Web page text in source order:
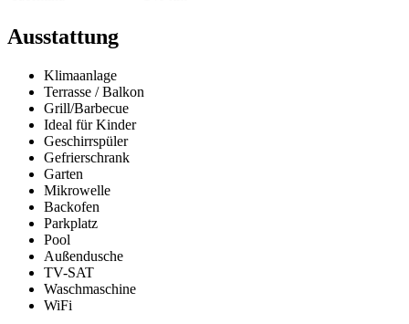
Ausstattung
Klimaanlage
Terrasse / Balkon
Grill/Barbecue
Ideal für Kinder
Geschirrspüler
Gefrierschrank
Garten
Mikrowelle
Backofen
Parkplatz
Pool
Außendusche
TV-SAT
Waschmaschine
WiFi